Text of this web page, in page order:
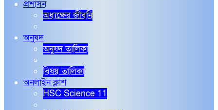
প্রশাসন
অধ্যক্ষের জীবনি
অনুষদ
অনুষদ তালিকা
বিষয় তালিকা
অনলাইন ক্লাশ
HSC Science 11